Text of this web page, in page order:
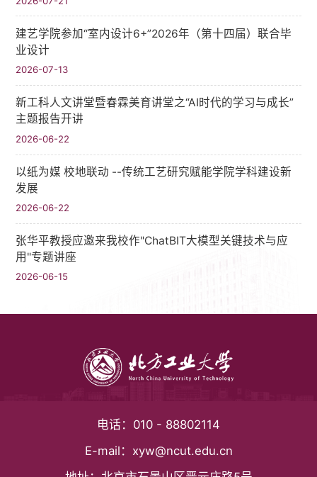
建艺学院参加“室内设计6+”2026年（第十四届）联合毕
业设计
2026-07-13
新工科人文讲堂暨春霖美育讲堂之“AI时代的学习与成长”
主题报告开讲
2026-06-22
以纸为媒 校地联动 --传统工艺研究赋能学院学科建设新
发展
2026-06-22
张华平教授应邀来我校作"ChatBIT大模型关键技术与应
用"专题讲座
2026-06-15
电话： 010 - 88802114
E-mail： xyw@ncut.edu.cn